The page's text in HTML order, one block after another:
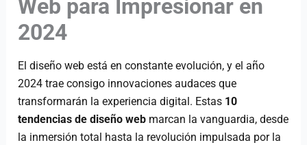
Web para Impresionar en
2024
El diseño web está en constante evolución, y el año
2024 trae consigo innovaciones audaces que
transformarán la experiencia digital. Estas 10
tendencias de diseño web marcan la vanguardia, desde
la inmersión total hasta la revolución impulsada por la